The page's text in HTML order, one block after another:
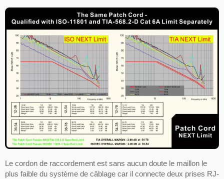
Le cordon de raccordement est sans aucun doute le maillon le
plus faible du système de câblage car il connecte deux prises RJ-